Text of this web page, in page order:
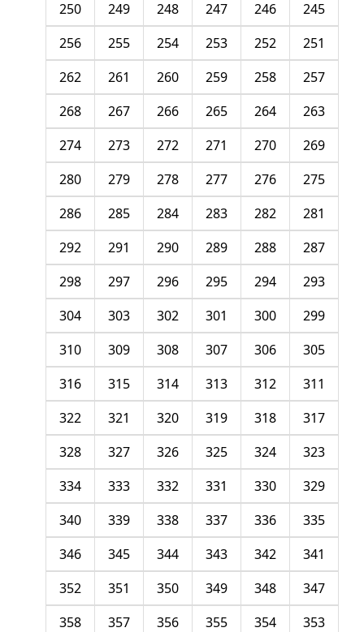
245
246
247
248
249
250
251
252
253
254
255
256
257
258
259
260
261
262
263
264
265
266
267
268
269
270
271
272
273
274
275
276
277
278
279
280
281
282
283
284
285
286
287
288
289
290
291
292
293
294
295
296
297
298
299
300
301
302
303
304
305
306
307
308
309
310
311
312
313
314
315
316
317
318
319
320
321
322
323
324
325
326
327
328
329
330
331
332
333
334
335
336
337
338
339
340
341
342
343
344
345
346
347
348
349
350
351
352
353
354
355
356
357
358